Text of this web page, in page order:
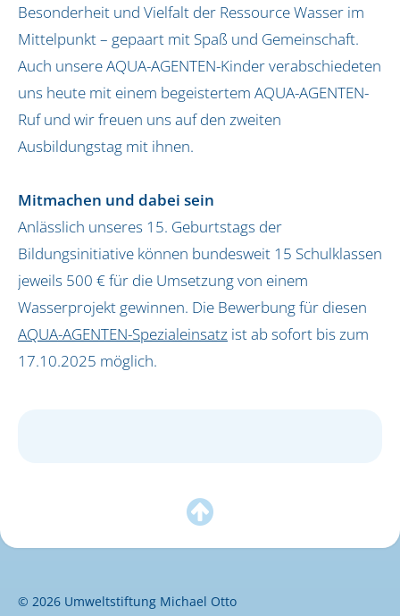
Besonderheit und Vielfalt der Ressource Wasser im
Mittelpunkt – gepaart mit Spaß und Gemeinschaft.
Auch unsere AQUA-AGENTEN-Kinder verabschiedeten
uns heute mit einem begeistertem AQUA-AGENTEN-
Ruf und wir freuen uns auf den zweiten
Ausbildungstag mit ihnen.
Mitmachen und dabei sein
Anlässlich unseres 15. Geburtstags der
Bildungsinitiative können bundesweit 15 Schulklassen
jeweils 500 € für die Umsetzung von einem
Wasserprojekt gewinnen. Die Bewerbung für diesen
AQUA-AGENTEN-Spezialeinsatz ist ab sofort bis zum
17.10.2025 möglich.

© 2026 Umweltstiftung Michael Otto